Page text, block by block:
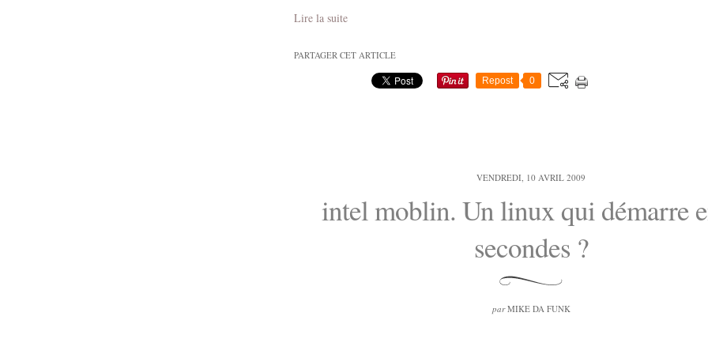
Lire la suite
PARTAGER CET ARTICLE
Repost 0
VENDREDI, 10 AVRIL 2009
intel moblin. Un linux qui démarre
secondes ?
parMIKE DA FUNK